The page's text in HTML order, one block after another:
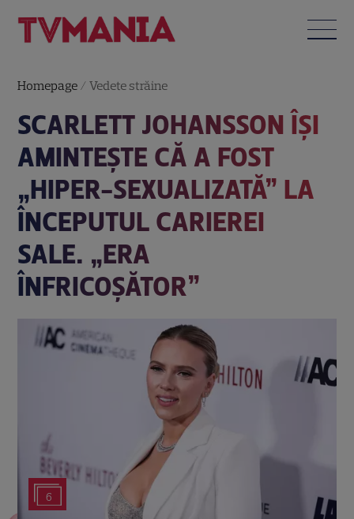
Homepage /Vedete străine
SCARLETT JOHANSSON ÎȘI
AMINTEȘTE CĂ A FOST
„HIPER-SEXUALIZATĂ” LA
ÎNCEPUTUL CARIEREI
SALE. „ERA
ÎNFRICOȘĂTOR”
6